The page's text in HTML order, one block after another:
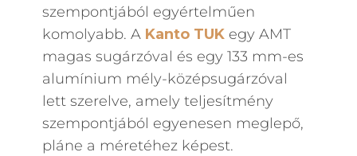
szempontjából egyértelműen
komolyabb. A Kanto TUKegy AMT
magas sugárzóval és egy 133 mm-es
alumínium mély-középsugárzóval
lett szerelve, amely teljesítmény
szempontjából egyenesen meglepő,
pláne a méretéhez képest.